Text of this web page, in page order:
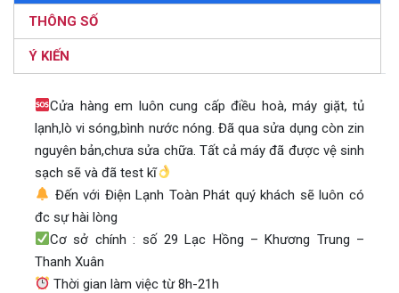
THÔNG SỐ
Ý KIẾN
Cửa hàng em luôn cung cấp điều hoà, máy giặt, tủ
lạnh,lò vi sóng,bình nước nóng. Đã qua sửa dụng còn zin
nguyên bản,chưa sửa chữa. Tất cả máy đã được vệ sinh
sạch sẽ và đã test kĩ
Đến với Điện Lạnh Toàn Phát quý khách sẽ luôn có
đc sự hài lòng
Cơ sở chính : số 29 Lạc Hồng – Khương Trung –
Thanh Xuân
Thời gian làm việc từ 8h-21h